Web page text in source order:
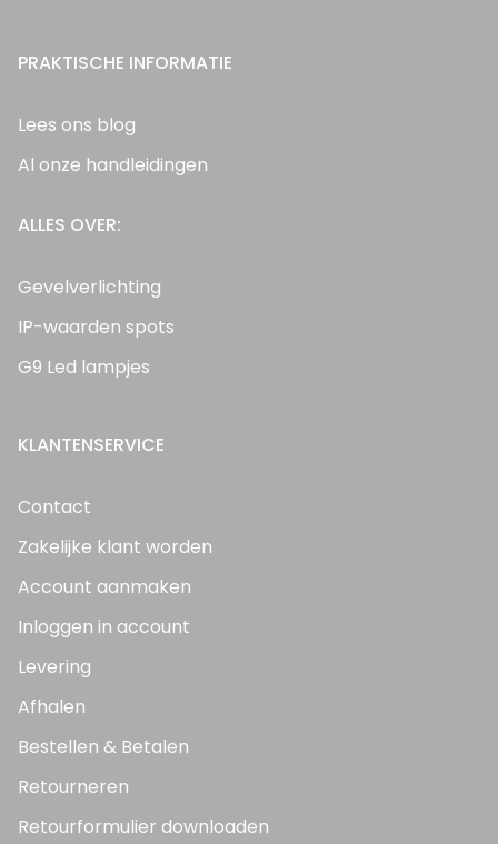
PRAKTISCHE INFORMATIE
Lees ons blog
Al onze handleidingen
ALLES OVER:
Gevelverlichting
IP-waarden spots
G9 Led lampjes
KLANTENSERVICE
Contact
Zakelijke klant worden
Account aanmaken
Inloggen in account
Levering
Afhalen
Bestellen & Betalen
Retourneren
Retourformulier downloaden